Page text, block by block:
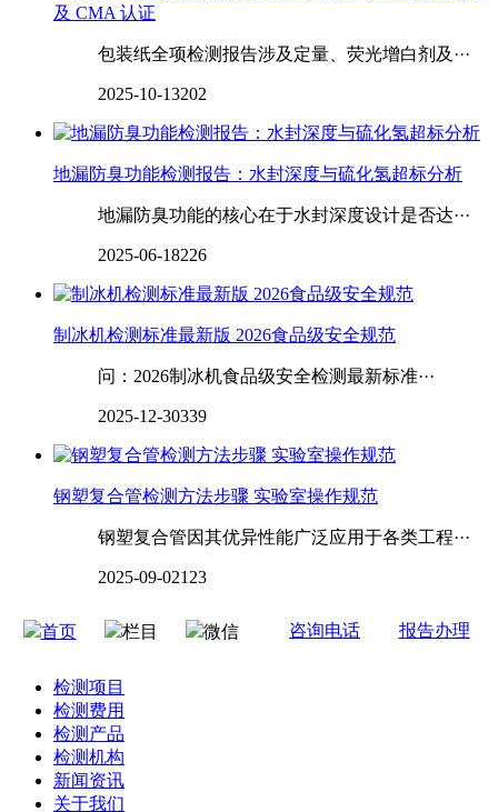
及 CMA 认证
包装纸全项检测报告涉及定量、荧光增白剂及···
2025-10-13202
‌‌‌‌地漏防臭功能检测报告：水封深度与硫化氢超标分析
地漏防臭功能的核心在于水封深度设计是否达···
2025-06-18226
制冰机检测标准最新版 2026食品级安全规范
问：2026制冰机食品级安全检测最新标准···
2025-12-30339
钢塑复合管检测方法步骤 实验室操作规范
钢塑复合管因其优异性能广泛应用于各类工程···
2025-09-02123
首页 栏目 微信 咨询电话 报告办理
检测项目
检测费用
检测产品
检测机构
新闻资讯
关于我们